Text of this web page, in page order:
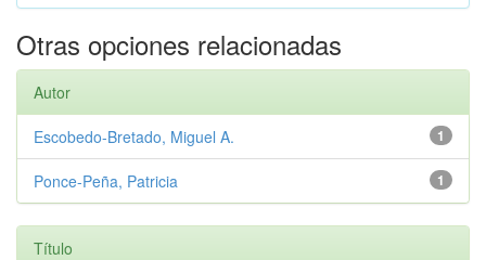
Otras opciones relacionadas
Autor
1
Escobedo-Bretado, Miguel A.
1
Ponce-Peña, Patricia
Título